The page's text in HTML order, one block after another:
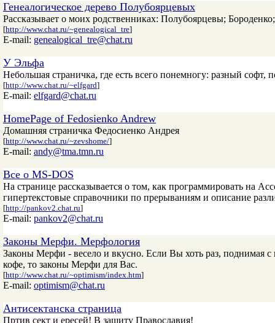
Генеалогическое дерево Полубоярцевых
Рассказывает о моих родственниках: Полубоярцевы;
[http://www.chat.ru/~genealogical_tre]
E-mail: genealogical_tre@chat.ru
У Эльфа
Небольшая страничка, где есть всего понемногу: разный
[http://www.chat.ru/~elfgard]
E-mail: elfgard@chat.ru
HomePage of Fedosienko Andrew
Домашняя страничка Федосиенко Андрея
[http://www.chat.ru/~zevshome/]
E-mail: andy@tma.tmn.ru
Все о MS-DOS
На странице рассказывается о том, как программировать на
гипертекстовые справочники по прерываниям и описание
[http://pankov2.chat.ru]
E-mail: pankov2@chat.ru
Законы Мерфи. Мерфология
Законы Мерфи - весело и вкусно. Если Вы хоть раз, поднимая
кофе, то законы Мерфи для Вас.
[http://www.chat.ru/~optimism/index.htm]
E-mail: optimism@chat.ru
Антисектанска страница
Пртив сект и ересей! В защиту Православия!